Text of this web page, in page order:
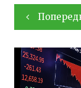
записів